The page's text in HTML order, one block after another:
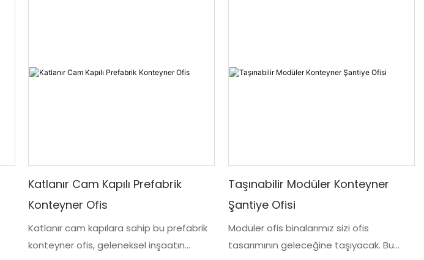
Katlanır Cam Kapılı Prefabrik
Konteyner Ofis
Katlanır cam kapılara sahip bu prefabrik
konteyner ofis, geleneksel inşaatın
Taşınabilir Modüler Konteyner
Şantiye Ofisi
Modüler ofis binalarımız sizi ofis
tasarımının geleceğine taşıyacak. Bu